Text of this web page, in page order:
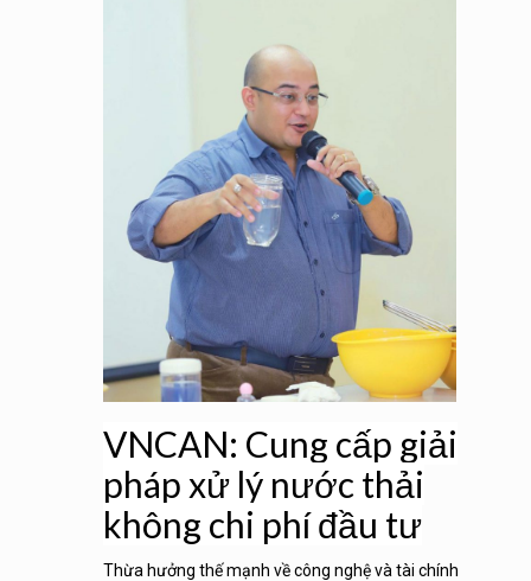
VNCAN: Cung cấp giải
pháp xử lý nước thải
không chi phí đầu tư
Thừa hưởng thế mạnh về công nghệ và tài chính